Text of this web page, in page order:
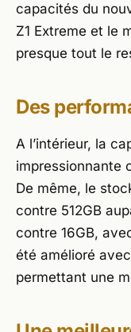
capacités du
Z1 Extreme et le
presque tout le
Des
A l’intérieur, la
impressionnante
De même, le
contre 512GB
contre 16GB,
été amélioré
permettant une